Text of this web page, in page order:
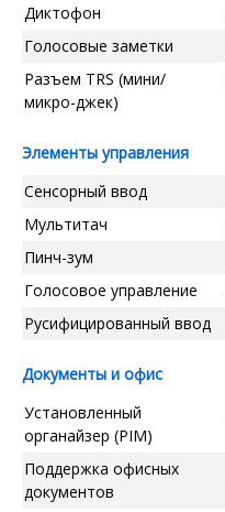
Диктофон
Голосовые заметки
Разъем TRS (мини/
микро-джек)
Элементы управления
Сенсорный ввод
Мультитач
Пинч-зум
Голосовое управление
Русифицированный ввод
Документы и офис
Установленный
органайзер (PIM)
Поддержка офисных
документов